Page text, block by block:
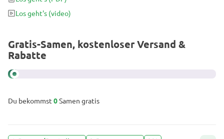
perfekter Balance. Einfach im Anbau, farbenfroh und intensiv im
Aroma – ein funktionaler Aromacocktail für jede Gelegenheit.
Los geht's (video)
Gratis-Samen, kostenloser Versand &
Rabatte
Du bekommst 0Samen gratis